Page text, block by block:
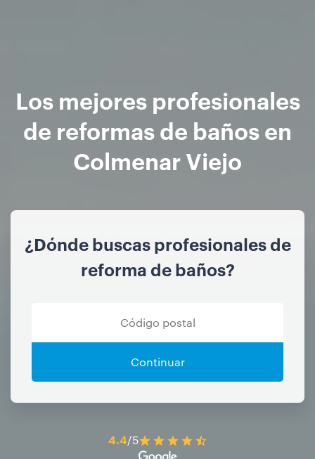
Los mejores profesionales
de reformas de baños en
Colmenar Viejo
¿Dónde buscas profesionales de
reforma de baños?
Continuar
4.4/5